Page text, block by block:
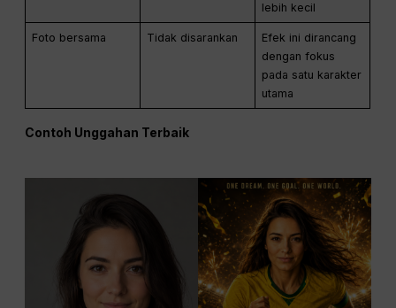
lebih kecil
Foto bersama Tidak disarankan
Efek ini dirancang
dengan fokus
pada satu karakter
utama
Contoh Unggahan Terbaik